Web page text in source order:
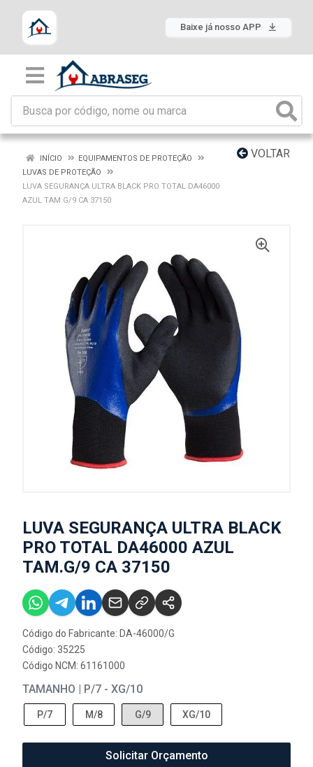
Baixe já nosso APP
VOLTAR
INÍCIO
EQUIPAMENTOS DE PROTEÇÃO
LUVAS DE PROTEÇÃO
LUVA SEGURANÇA ULTRA BLACK PRO TOTAL DA46000
AZUL TAM.G/9 CA 37150
LUVA SEGURANÇA ULTRA BLACK
PRO TOTAL DA46000 AZUL
TAM.G/9 CA 37150
Código do Fabricante: DA-46000/G
Código: 35225
Código NCM: 61161000
TAMANHO | P/7 - XG/10
P/7 M/8 G/9 XG/10
Solicitar Orçamento